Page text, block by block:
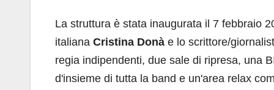
La struttura è stata inaugurata il 7 febbraio
italiana Cristina Donà e lo scrittore/
regia indipendenti, due sale di ripresa, una
d'insieme di tutta la band e un'area relax